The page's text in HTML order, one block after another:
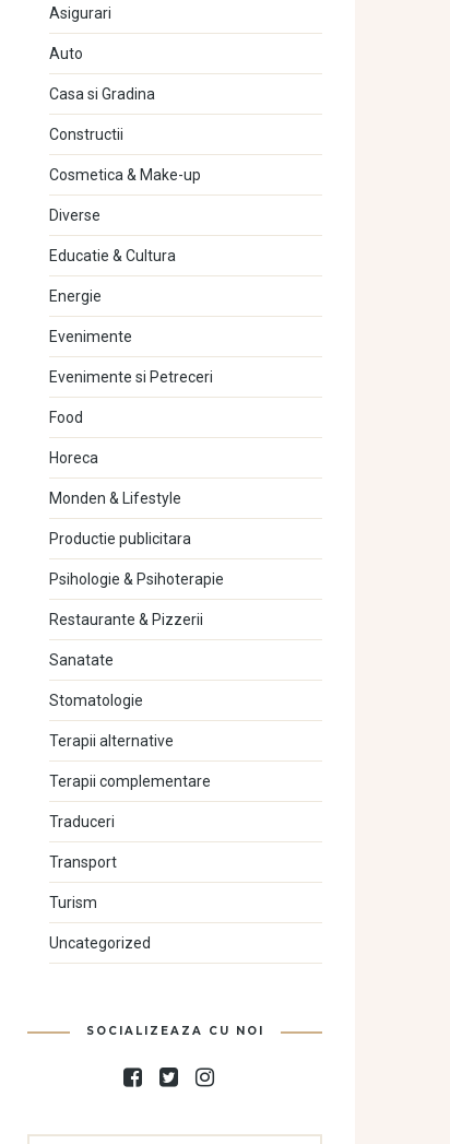
Asigurari
Auto
Casa si Gradina
Constructii
Cosmetica & Make-up
Diverse
Educatie & Cultura
Energie
Evenimente
Evenimente si Petreceri
Food
Horeca
Monden & Lifestyle
Productie publicitara
Psihologie & Psihoterapie
Restaurante & Pizzerii
Sanatate
Stomatologie
Terapii alternative
Terapii complementare
Traduceri
Transport
Turism
Uncategorized
SOCIALIZEAZA CU NOI